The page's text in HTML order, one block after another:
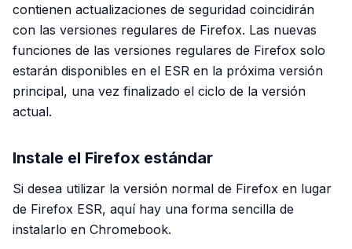
contienen actualizaciones de seguridad coincidirán
con las versiones regulares de Firefox. Las nuevas
funciones de las versiones regulares de Firefox solo
estarán disponibles en el ESR en la próxima versión
principal, una vez finalizado el ciclo de la versión
actual.
Instale el Firefox estándar
Si desea utilizar la versión normal de Firefox en lugar
de Firefox ESR, aquí hay una forma sencilla de
instalarlo en Chromebook.